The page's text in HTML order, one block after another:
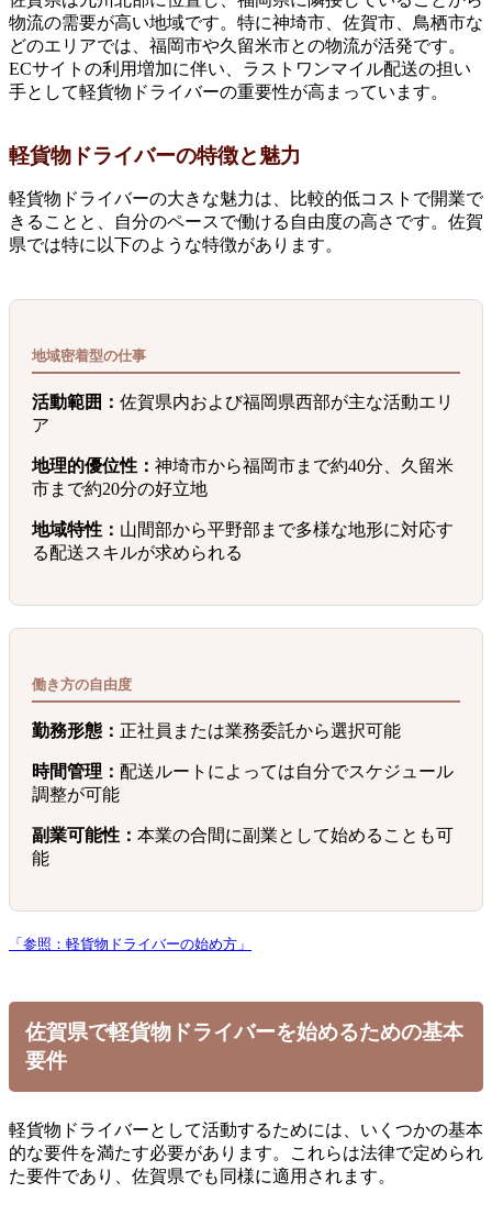
物流の需要が高い地域です。特に神埼市、佐賀市、鳥栖市な
どのエリアでは、福岡市や久留米市との物流が活発です。
ECサイトの利用増加に伴い、ラストワンマイル配送の担い
手として軽貨物ドライバーの重要性が高まっています。
軽貨物ドライバーの特徴と魅力
軽貨物ドライバーの大きな魅力は、比較的低コストで開業で
きることと、自分のペースで働ける自由度の高さです。佐賀
県では特に以下のような特徴があります。
地域密着型の仕事
活動範囲： 佐賀県内および福岡県西部が主な活動エリ
ア
地理的優位性： 神埼市から福岡市まで約40分、久留米
市まで約20分の好立地
地域特性： 山間部から平野部まで多様な地形に対応す
る配送スキルが求められる
働き方の自由度
勤務形態： 正社員または業務委託から選択可能
時間管理： 配送ルートによっては自分でスケジュール
調整が可能
副業可能性： 本業の合間に副業として始めることも可
能
「参照：軽貨物ドライバーの始め方」
佐賀県で軽貨物ドライバーを始めるための基本
要件
軽貨物ドライバーとして活動するためには、いくつかの基本
的な要件を満たす必要があります。これらは法律で定められ
た要件であり、佐賀県でも同様に適用されます。